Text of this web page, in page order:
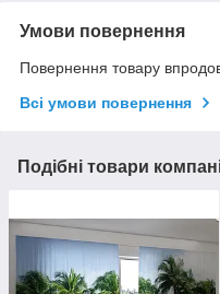
Умови повернення
Повернення товару
Всі умови повернення
Подібні товари